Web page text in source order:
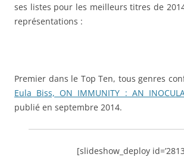
ses listes pour les meilleurs titres de
représentations :
Premier dans le Top Ten, tous genres
Eula Biss, ON IMMUNITY : AN
publié en septembre 2014.
[slideshow_deploy